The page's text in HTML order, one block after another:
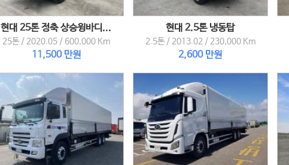
현대 25톤 정축 상승윙바디...
25톤 / 2020.05 / 600,000 Km
11,500 만원
현대 2.5톤 냉동탑
2.5톤 / 2013.02 / 230,000 Km
2,600 만원